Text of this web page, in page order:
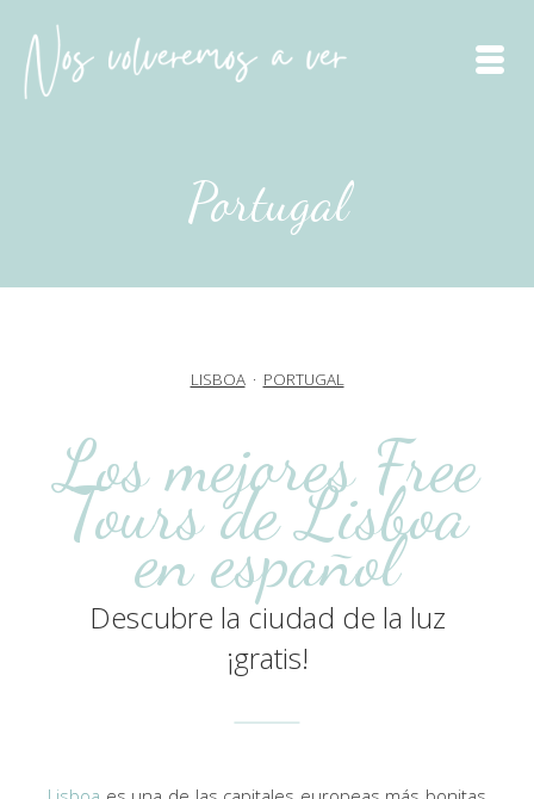
Portugal
LISBOA· PORTUGAL
Los mejores Free
Tours de Lisboa
en español
Descubre la ciudad de la luz
¡gratis!